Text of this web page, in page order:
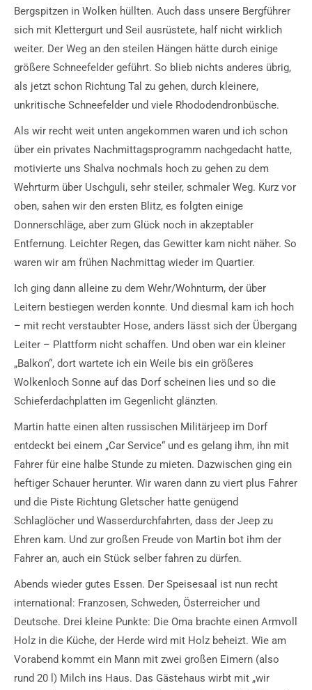
Bergspitzen in Wolken hüllten. Auch dass unsere Bergführer
sich mit Klettergurt und Seil ausrüstete, half nicht wirklich
weiter. Der Weg an den steilen Hängen hätte durch einige
größere Schneefelder geführt. So blieb nichts anderes übrig,
als jetzt schon Richtung Tal zu gehen, durch kleinere,
unkritische Schneefelder und viele Rhododendronbüsche.
Als wir recht weit unten angekommen waren und ich schon
über ein privates Nachmittagsprogramm nachgedacht hatte,
motivierte uns Shalva nochmals hoch zu gehen zu dem
Wehrturm über Uschguli, sehr steiler, schmaler Weg. Kurz vor
oben, sahen wir den ersten Blitz, es folgten einige
Donnerschläge, aber zum Glück noch in akzeptabler
Entfernung. Leichter Regen, das Gewitter kam nicht näher. So
waren wir am frühen Nachmittag wieder im Quartier.
Ich ging dann alleine zu dem Wehr/Wohnturm, der über
Leitern bestiegen werden konnte. Und diesmal kam ich hoch
– mit recht verstaubter Hose, anders lässt sich der Übergang
Leiter – Plattform nicht schaffen. Und oben war ein kleiner
„Balkon“, dort wartete ich ein Weile bis ein größeres
Wolkenloch Sonne auf das Dorf scheinen lies und so die
Schieferdachplatten im Gegenlicht glänzten.
Martin hatte einen alten russischen Militärjeep im Dorf
entdeckt bei einem „Car Service“ und es gelang ihm, ihn mit
Fahrer für eine halbe Stunde zu mieten. Dazwischen ging ein
heftiger Schauer herunter. Wir waren dann zu viert plus Fahrer
und die Piste Richtung Gletscher hatte genügend
Schlaglöcher und Wasserdurchfahrten, dass der Jeep zu
Ehren kam. Und zur großen Freude von Martin bot ihm der
Fahrer an, auch ein Stück selber fahren zu dürfen.
Abends wieder gutes Essen. Der Speisesaal ist nun recht
international: Franzosen, Schweden, Österreicher und
Deutsche. Drei kleine Punkte: Die Oma brachte einen Armvoll
Holz in die Küche, der Herde wird mit Holz beheizt. Wie am
Vorabend kommt ein Mann mit zwei großen Eimern (also
rund 20 l) Milch ins Haus. Das Gästehaus wirbt mit „wir